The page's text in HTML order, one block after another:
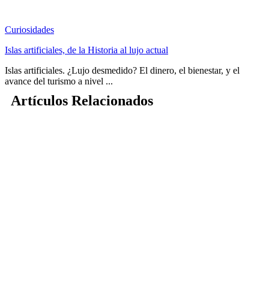
Curiosidades
Islas artificiales, de la Historia al lujo actual
Islas artificiales. ¿Lujo desmedido? El dinero, el bienestar, y el
avance del turismo a nivel ...
Artículos Relacionados